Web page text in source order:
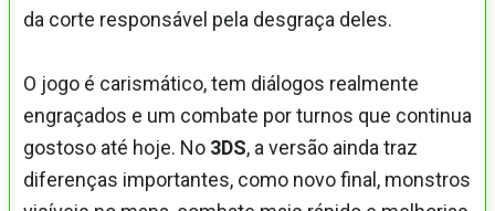
da corte responsável pela desgraça deles.
O jogo é carismático, tem diálogos realmente
engraçados e um combate por turnos que continua
gostoso até hoje. No 3DS, a versão ainda traz
diferenças importantes, como novo final, monstros